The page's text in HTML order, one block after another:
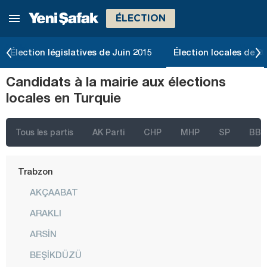
ÉLECTION
Élection législatives de Juin 2015 Élection locales de
Candidats à la mairie aux élections
locales en Turquie
Tous les partis AK Parti CHP MHP SP BBP
Şanlıurfa
Şırnak
Sivas
Tokat
Trabzon
AKÇAABAT
ARAKLI
ARSİN
BEŞİKDÜZÜ